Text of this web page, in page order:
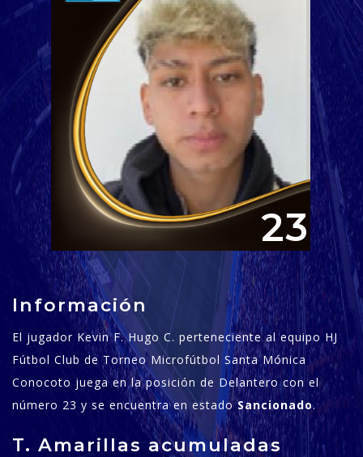
23
Información
El jugador Kevin F. Hugo C. perteneciente al equipo HJ
Fútbol Club de Torneo Microfútbol Santa Mónica
Conocoto juega en la posición de Delantero con el
número 23 y se encuentra en estadoSancionado.
T. Amarillas acumuladas